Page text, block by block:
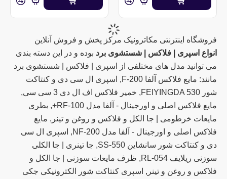
فروشگاه اینترنتی مکاترونیک مرکز پخش و فروش آنلاین
انواع اسپری | فلاکس | شستشوی برد بوده و در این دسته بندی
می توانید مدل های مختلفی از اسپری | فلاکس | شستشوی برد
مانند: مایع فلاکس آلفا F-200, اسپری ال سی دی و کنتاکت
شور FEIYINGDA 530, خمیر فلاکس اف ال دی 3 سی سی,
مایع فلاکس اصلی و اورجینال - آلفا مدل RF-100+, بطری
مایعات خرطومی | جا الکل و فلاکس و روغن و تینر, مایع
فلاکس اصلی و اورجینال - آلفا مدل NF-200, اسپری ال سی
دی و کنتاکت شور سانشاین SS-550, جا تینری | جا الکلی
سوزنی ریلایف RL-054, ظرف مایعات سوزنی | جا الکل و
فلاکس و روغن و تینر, اسپری کنتاکت شور الکترونیکی جکی